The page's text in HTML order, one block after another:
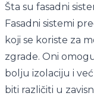
Šta su fasadni
Fasadni sistemi
koji se koriste za
zgrade. Oni
bolju izolaciju i
biti različiti u